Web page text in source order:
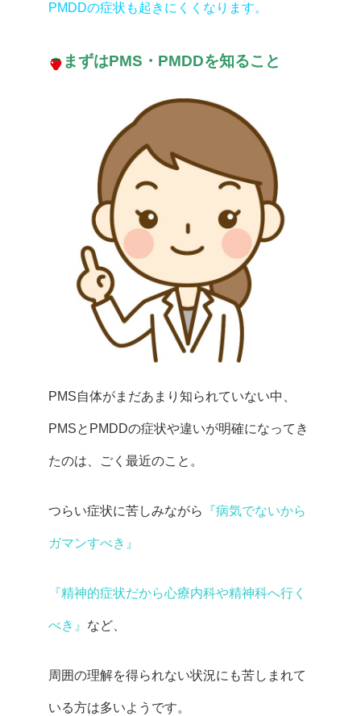
PMDDの症状も起きにくくなります。
まずはPMS・PMDDを知ること
PMS自体がまだあまり知られていない中、
PMSとPMDDの症状や違いが明確になってき
たのは、ごく最近のこと。
つらい症状に苦しみながら 『病気でないから
ガマンすべき』
『精神的症状だから心療内科や精神科へ行く
べき』 など、
周囲の理解を得られない状況にも苦しまれて
いる方は多いようです。